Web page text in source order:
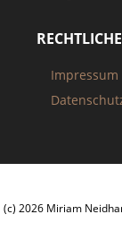
Impressum
(c) 2026 Miriam